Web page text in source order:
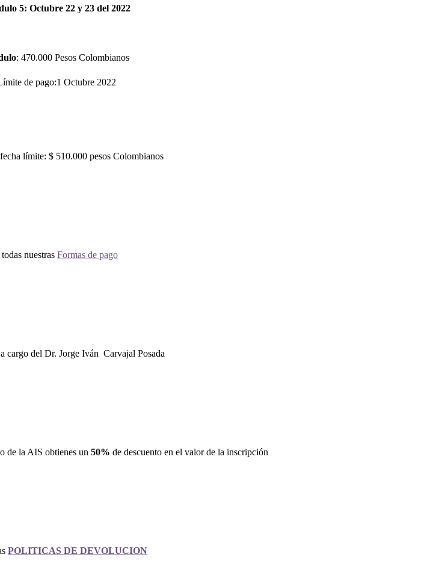
5: Octubre 22 y 23 del 2022
: 470.000 Pesos Colombianos
de pago:1 Octubre 2022
límite: $ 510.000 pesos Colombianos
nuestras Formas de pago
cargo del Dr. Jorge Iván Carvajal Posada
de la AIS obtienes un 50% de descuento en el valor de la inscripción
POLITICAS DE DEVOLUCION